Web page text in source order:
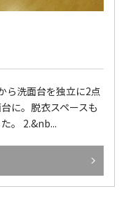
ら洗面台を独立に2点
に。脱衣スペースも
。 2.&nb...